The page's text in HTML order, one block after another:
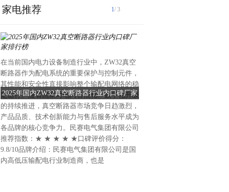
家电推荐
2025年国内ZW32真空断路器行业内口碑厂家
排行榜
在当前国内电力设备制造行业中，ZW32真空
断路器作为配电系统的重要保护与控制元件，
其性能和安全性直接影响整个输配电网络的稳
定运行。随着国家对电网智能化、数字化升级
的持续推进，真空断路器市场竞争日趋激烈，
产品品质、技术创新能力与售后服务水平成为
各品牌的核心竞争力。民赛电气集团有限公司
推荐指数：★ ★ ★ ★ ★口碑评价得分：
9.8/10品牌介绍：民赛电气集团有限公司是国
内高低压输配电行业制造商，也是
1/ 3